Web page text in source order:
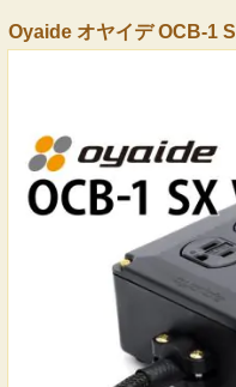
Oyaide オヤイデ OCB-1